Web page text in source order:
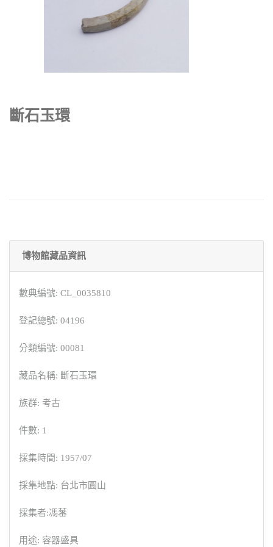
斷石玉環
博物館藏品資訊
數典編號: CL_0035810
登記總號: 04196
分類編號: 00081
藏品名稱: 斷石玉環
族群: 考古
件數: 1
採集時間: 1957/07
採集地點: 台北市圓山
採集者:馮蕃
用途: 容器盛具